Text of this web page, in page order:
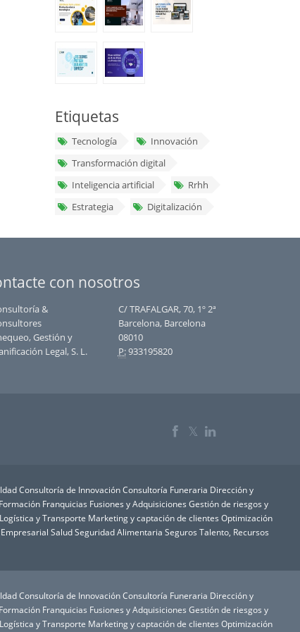
Etiquetas
Tecnología
Innovación
Transformación digital
Inteligencia artificial
Rrhh
Estrategia
Digitalización
con nosotros
&
Gestión y
Legal, S. L.
C/ TRAFALGAR, 70, 1º 2ª
Barcelona, Barcelona
08010
P:933195820
𝕏
Consultoría de Innovación Consultoría Funeraria Dirección y
Formación Franquicias Fusiones y Adquisiciones Gestión de riesgos y
Logística y Transporte Marketing y captación de clientes Optimización
Salud Seguridad Alimentaria Seguros Talento, Recursos
Consultoría de Innovación Consultoría Funeraria Dirección y
Formación Franquicias Fusiones y Adquisiciones Gestión de riesgos y
Logística y Transporte Marketing y captación de clientes Optimización